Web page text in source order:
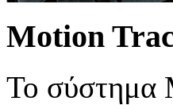
Motion
Το σύστημα